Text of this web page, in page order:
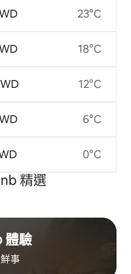
23°C
18°C
12°C
6°C
0°C
精選
體驗
事